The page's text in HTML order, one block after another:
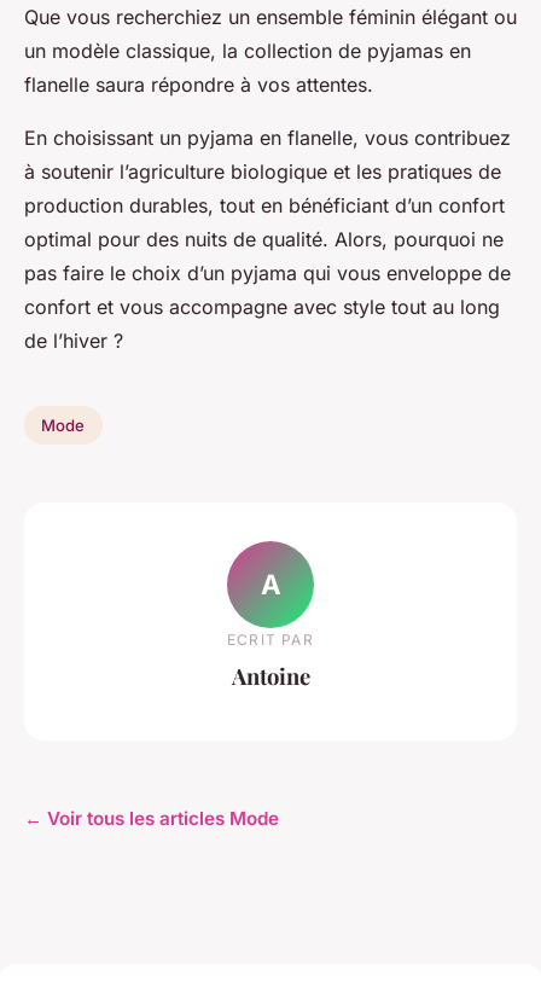
Que vous recherchiez un ensemble féminin élégant ou
un modèle classique, la collection de pyjamas en
flanelle saura répondre à vos attentes.
En choisissant un pyjama en flanelle, vous contribuez
à soutenir l’agriculture biologique et les pratiques de
production durables, tout en bénéficiant d’un confort
optimal pour des nuits de qualité. Alors, pourquoi ne
pas faire le choix d’un pyjama qui vous enveloppe de
confort et vous accompagne avec style tout au long
de l’hiver ?
Mode
A
ECRIT PAR
Antoine
← Voir tous les articles Mode